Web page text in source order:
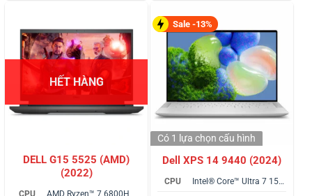
HẾT HÀNG
DELL G15 5525 (AMD)
(2022)
Sale -13%
Dell XPS 14 9440 (2024)
CPU
Intel® Core™ Ultra 7 155H vPro
Có 1 lựa chọn cấu hình